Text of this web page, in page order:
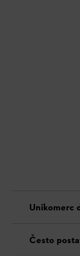
Unikomerc
Često